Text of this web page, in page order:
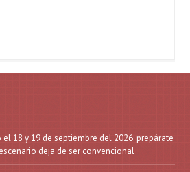
el 18 y 19 de septiembre del 2026: prepárate
deja de ser convencional